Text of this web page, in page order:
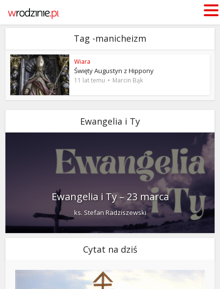
Tag -manicheizm
Wiara
Święty Augustyn z Hippony
11 lat temu Marcin Bąk
Ewangelia i Ty
Ewangelia i Ty – 23 marca
ks. Stefan Radziszewski
Cytat na dziś